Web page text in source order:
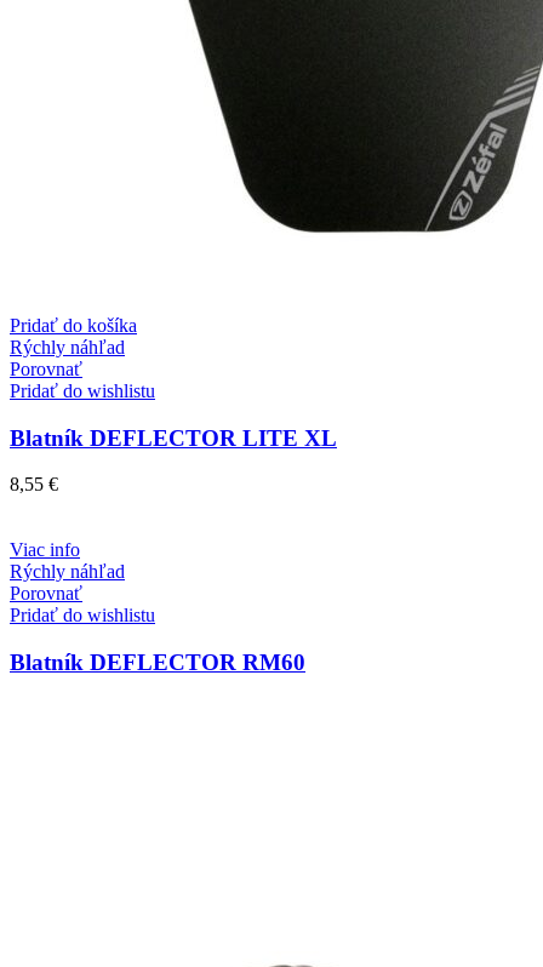
Pridať do košíka
Rýchly náhľad
Porovnať
Pridať do wishlistu
Blatník DEFLECTOR LITE XL
8,55 €
Viac info
Rýchly náhľad
Porovnať
Pridať do wishlistu
Blatník DEFLECTOR RM60